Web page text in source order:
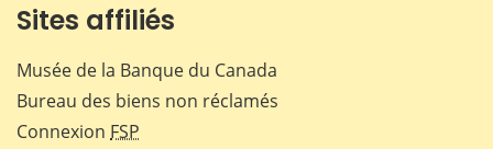
Sites affiliés
Musée de la Banque du Canada
Bureau des biens non réclamés
Connexion FSP